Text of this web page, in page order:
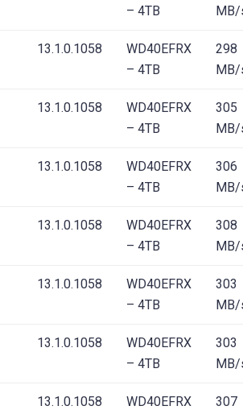
– 4TB
13.1.0.1058
WD40EFRX
– 4TB
298
13.1.0.1058
WD40EFRX
– 4TB
305
13.1.0.1058
WD40EFRX
– 4TB
306
13.1.0.1058
WD40EFRX
– 4TB
308
13.1.0.1058
WD40EFRX
– 4TB
303
13.1.0.1058
WD40EFRX
– 4TB
303
13.1.0.1058
WD40EFRX
307